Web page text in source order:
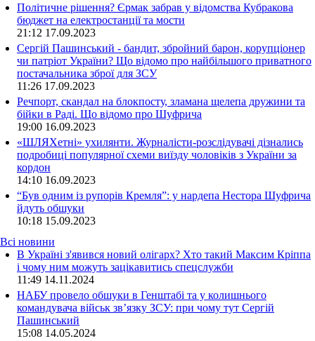
Політичне рішення? Єрмак забрав у відомства Кубракова
бюджет на електростанції та мости
21:12 17.09.2023
Сергій Пашинський - бандит, збройний барон, корупціонер
чи патріот України? Що відомо про найбільшого приватного
постачальника зброї для ЗСУ
11:26 17.09.2023
Речпорт, скандал на блокпосту, зламана щелепа дружини та
бійки в Раді. Що відомо про Шуфрича
19:00 16.09.2023
«ШЛЯХетні» ухилянти. Журналісти-розслідувачі дізнались
подробиці популярної схеми виїзду чоловіків з України за
кордон
14:10 16.09.2023
“Був одним із рупорів Кремля”: у нардепа Нестора Шуфрича
йдуть обшуки
10:18 15.09.2023
Всі новини
В Україні з'явився новий олігарх? Хто такий Максим Кріппа
і чому ним можуть зацікавитись спецслужби
11:49 14.11.2024
НАБУ провело обшуки в Генштабі та у колишнього
командувача військ зв’язку ЗСУ: при чому тут Сергій
Пашинський
15:08 14.05.2024